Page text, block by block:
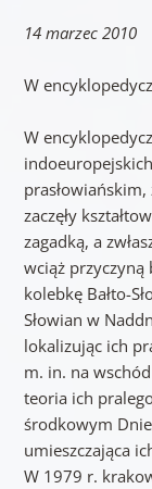
14 marzec 2010
W
W
zaczęły
zagadką, a
wciąż przyczyną
kolebkę Bałto-
Słowian w
lokalizując ich
m. in. na
teoria ich
środkowym
umieszczająca
W 1979 r.